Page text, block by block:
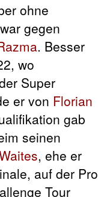
ohne
gegen
. Besser
wo
Super
er von Florian
gab
seinen
, ehe er
auf der Pro
Tour